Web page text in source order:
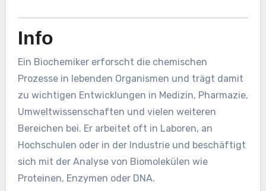
Info
Ein Biochemiker erforscht die chemischen
Prozesse in lebenden Organismen und trägt damit
zu wichtigen Entwicklungen in Medizin, Pharmazie,
Umweltwissenschaften und vielen weiteren
Bereichen bei. Er arbeitet oft in Laboren, an
Hochschulen oder in der Industrie und beschäftigt
sich mit der Analyse von Biomolekülen wie
Proteinen, Enzymen oder DNA.